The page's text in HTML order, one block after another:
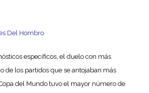
Del Hombro
específicos, el duelo con más
de los partidos que se antojaban más
del Mundo tuvo el mayor número de